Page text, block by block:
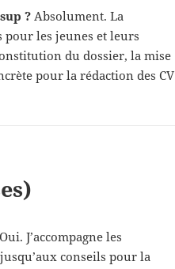
? Absolument. La
pour les jeunes et leurs
du dossier, la mise
pour la rédaction des CV
Oui. J’accompagne les
conseils pour la